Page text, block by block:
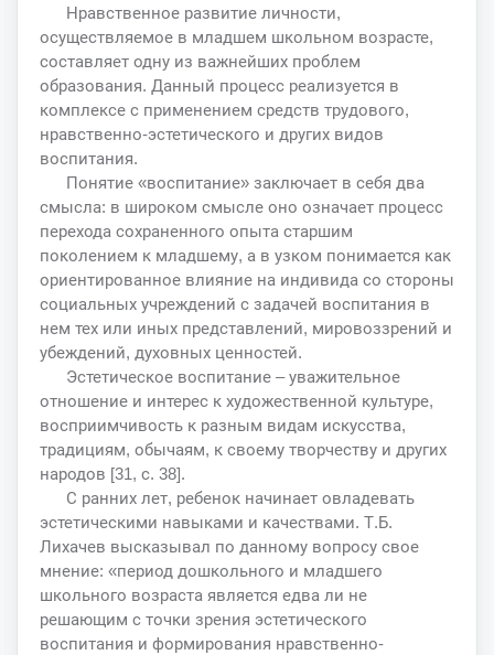
Нравственное развитие личности,
осуществляемое в младшем школьном возрасте,
составляет одну из важнейших проблем
образования. Данный процесс реализуется в
комплексе с применением средств трудового,
нравственно-эстетического и других видов
воспитания.
Понятие «воспитание» заключает в себя два
смысла: в широком смысле оно означает процесс
перехода сохраненного опыта старшим
поколением к младшему, а в узком понимается как
ориентированное влияние на индивида со стороны
социальных учреждений с задачей воспитания в
нем тех или иных представлений, мировоззрений и
убеждений, духовных ценностей.
Эстетическое воспитание – уважительное
отношение и интерес к художественной культуре,
восприимчивость к разным видам искусства,
традициям, обычаям, к своему творчеству и других
народов [31, с. 38].
С ранних лет, ребенок начинает овладевать
эстетическими навыками и качествами. Т.Б.
Лихачев высказывал по данному вопросу свое
мнение: «период дошкольного и младшего
школьного возраста является едва ли не
решающим с точки зрения эстетического
воспитания и формирования нравственно-